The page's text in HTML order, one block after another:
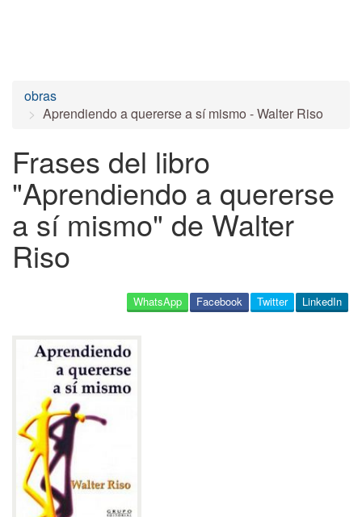
obras
Aprendiendo a quererse a sí mismo - Walter Riso
Frases del libro
"Aprendiendo a quererse
a sí mismo" de Walter
Riso
LinkedIn
Twitter
Facebook
WhatsApp